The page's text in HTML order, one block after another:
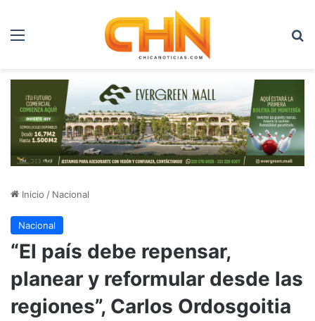
Menú
Inicio / Nacional
Nacional
“El país debe repensar,
planear y reformular desde las
regiones”, Carlos Ordosgoitia